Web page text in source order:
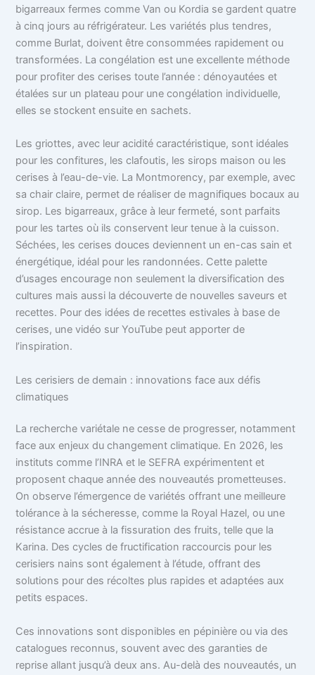
bigarreaux fermes comme Van ou Kordia se gardent quatre
à cinq jours au réfrigérateur. Les variétés plus tendres,
comme Burlat, doivent être consommées rapidement ou
transformées. La congélation est une excellente méthode
pour profiter des cerises toute l’année : dénoyautées et
étalées sur un plateau pour une congélation individuelle,
elles se stockent ensuite en sachets.
Les griottes, avec leur acidité caractéristique, sont idéales
pour les confitures, les clafoutis, les sirops maison ou les
cerises à l’eau-de-vie. La Montmorency, par exemple, avec
sa chair claire, permet de réaliser de magnifiques bocaux au
sirop. Les bigarreaux, grâce à leur fermeté, sont parfaits
pour les tartes où ils conservent leur tenue à la cuisson.
Séchées, les cerises douces deviennent un en-cas sain et
énergétique, idéal pour les randonnées. Cette palette
d’usages encourage non seulement la diversification des
cultures mais aussi la découverte de nouvelles saveurs et
recettes. Pour des idées de recettes estivales à base de
cerises, une vidéo sur YouTube peut apporter de
l’inspiration.
Les cerisiers de demain : innovations face aux défis
climatiques
La recherche variétale ne cesse de progresser, notamment
face aux enjeux du changement climatique. En 2026, les
instituts comme l’INRA et le SEFRA expérimentent et
proposent chaque année des nouveautés prometteuses.
On observe l’émergence de variétés offrant une meilleure
tolérance à la sécheresse, comme la Royal Hazel, ou une
résistance accrue à la fissuration des fruits, telle que la
Karina. Des cycles de fructification raccourcis pour les
cerisiers nains sont également à l’étude, offrant des
solutions pour des récoltes plus rapides et adaptées aux
petits espaces.
Ces innovations sont disponibles en pépinière ou via des
catalogues reconnus, souvent avec des garanties de
reprise allant jusqu’à deux ans. Au-delà des nouveautés, un